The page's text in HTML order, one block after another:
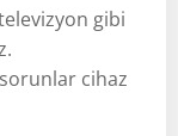
gibi
cihaz